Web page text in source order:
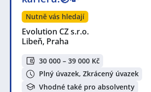
Nutně vás hledají
Evolution CZ s.r.o.
Libeň, Praha
30 000 – 39 000 Kč
Plný úvazek, Zkrácený úvazek
Vhodné také pro absolventy